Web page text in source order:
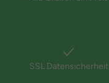
SSL Datensicherheit